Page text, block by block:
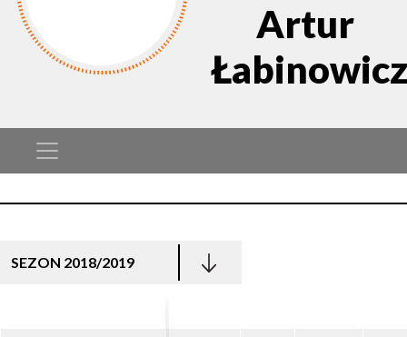
Artur
Łabinowicz
SEZON 2018/2019